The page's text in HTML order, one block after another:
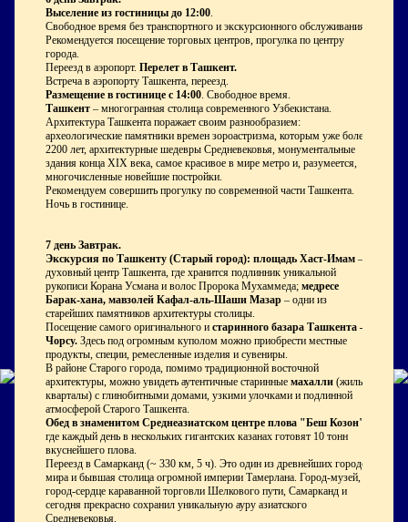
Выселение из гостиницы до 12:00
Свободное время без транспортного и экскурсионного обслуживания.
Рекомендуется посещение торговых центров, прогулка по центру
города.
Переезд в аэропорт. Перелет в Ташкент.
Встреча в аэропорту Ташкента, переезд.
Размещение в гостинице с 14:00 . Свободное время.
Ташкент – многогранная столица современного Узбекистана.
Архитектура Ташкента поражает своим разнообразием:
археологические памятники времен зороастризма, которым уже более
2200 лет, архитектурные шедевры Средневековья, монументальные
здания конца XIX века, самое красивое в мире метро и, разумеется,
многочисленные новейшие постройки.
Рекомендуем совершить прогулку по современной части Ташкента.
Ночь в гостинице.
7 день Завтрак.
Экскурсия по Ташкенту (Старый город): площадь Хаст-Имам –
духовный центр Ташкента, где хранится подлинник уникальной
рукописи Корана Усмана и волос Пророка Мухаммеда; медресе
Барак-хана, мавзолей Кафал-аль-Шаши Мазар – одни из
старейших памятников архитектуры столицы.
Посещение самого оригинального и старинного базара Ташкента –
Чорсу. Здесь под огромным куполом можно приобрести местные
продукты, специи, ремесленные изделия и сувениры.
В районе Старого города, помимо традиционной восточной
архитектуры, можно увидеть аутентичные старинные махалли (жилые
кварталы) с глинобитными домами, узкими улочками и подлинной
атмосферой Старого Ташкента.
Обед в знаменитом Среднеазиатском центре плова "Беш Козон",
где каждый день в нескольких гигантских казанах готовят 10 тонн
вкуснейшего плова.
Переезд в Самарканд (~ 330 км, 5 ч). Это один из древнейших городов
мира и бывшая столица огромной империи Тамерлана. Город-музей,
город-сердце караванной торговли Шелкового пути, Самарканд и
сегодня прекрасно сохранил уникальную ауру азиатского
Средневековья.